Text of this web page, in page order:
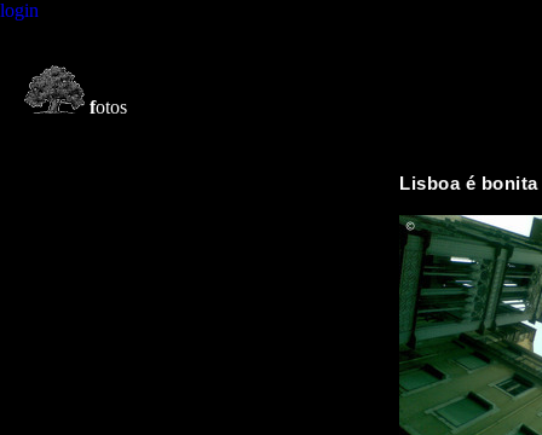
login
fotos
Lisboa é bonita